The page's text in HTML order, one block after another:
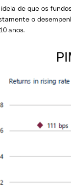
de que os
o
anos.